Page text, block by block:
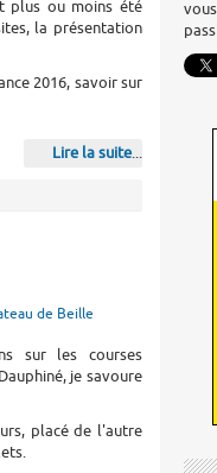
plus ou moins été
la présentation
2016, savoir sur
Lire la suite...
de Beille
sur les courses
je savoure
placé de l'autre